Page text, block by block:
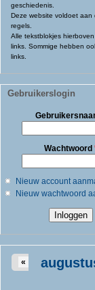
geschiedenis.
Deze website voldoet aan
regels.
Alle tekstblokjes
links. Sommige hebben
links.
Gebruikerslogin
Wachtwoord
Nieuw account
Nieuw wachtwoord
«